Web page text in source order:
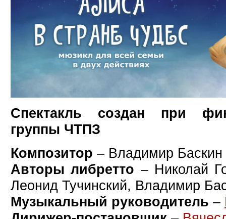
Cпектакль создан при
группы ЧТПЗ
Композитор – Владимир Баскин
Авторы либретто – Николай
Леонид Тучинский, Владимир
Музыкальный руководитель –